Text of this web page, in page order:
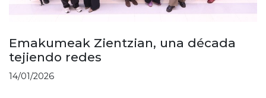
Emakumeak Zientzian, una década
tejiendo redes
14/01/2026